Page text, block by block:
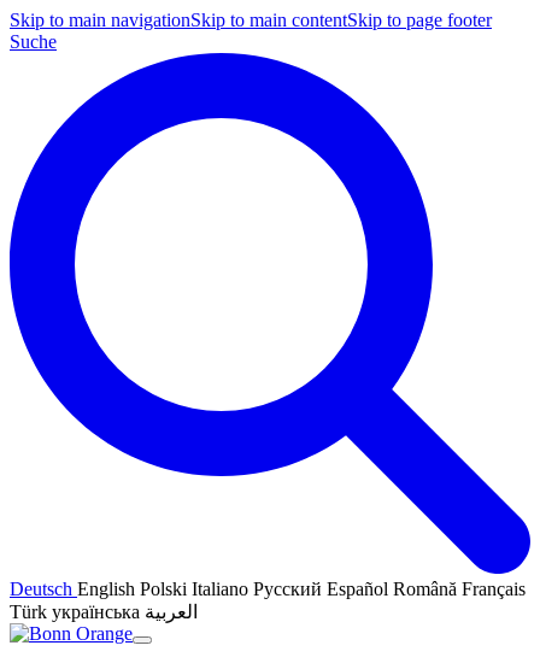
Skip to main navigationSkip to main contentSkip to page footer
Suche
Deutsch English Polski Italiano Русский Español Română Français
Türk українська العربية